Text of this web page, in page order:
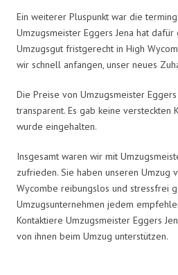
Ein weiterer Pluspunkt war die
Umzugsmeister Eggers Jena hat dafür
Umzugsgut fristgerecht in High
wir schnell anfangen, unser neues
Die Preise von Umzugsmeister
transparent. Es gab keine versteckten
wurde eingehalten.
Insgesamt waren wir mit
zufrieden. Sie haben unseren Umzug
Wycombe reibungslos und stressfrei
Umzugsunternehmen jedem
Kontaktiere Umzugsmeister Eggers
von ihnen beim Umzug unterstützen.